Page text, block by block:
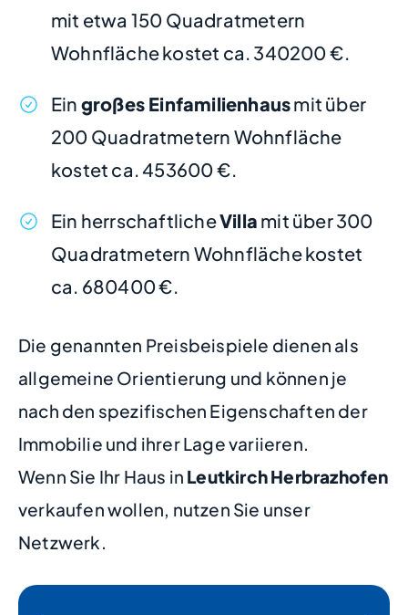
mit etwa 150 Quadratmetern
Wohnfläche kostet ca. 340200 €.
Ein großes Einfamilienhausmit über
200 Quadratmetern Wohnfläche
kostet ca. 453600 €.
Ein herrschaftlicheVilla mit über 300
Quadratmetern Wohnfläche kostet
ca. 680400 €.
Die genannten Preisbeispiele dienen als
allgemeine Orientierung und können je
nach den spezifischen Eigenschaften der
Immobilie und ihrer Lage variieren.
Wenn Sie Ihr Haus in Leutkirch Herbrazhofen
verkaufen wollen, nutzen Sie unser
Netzwerk.